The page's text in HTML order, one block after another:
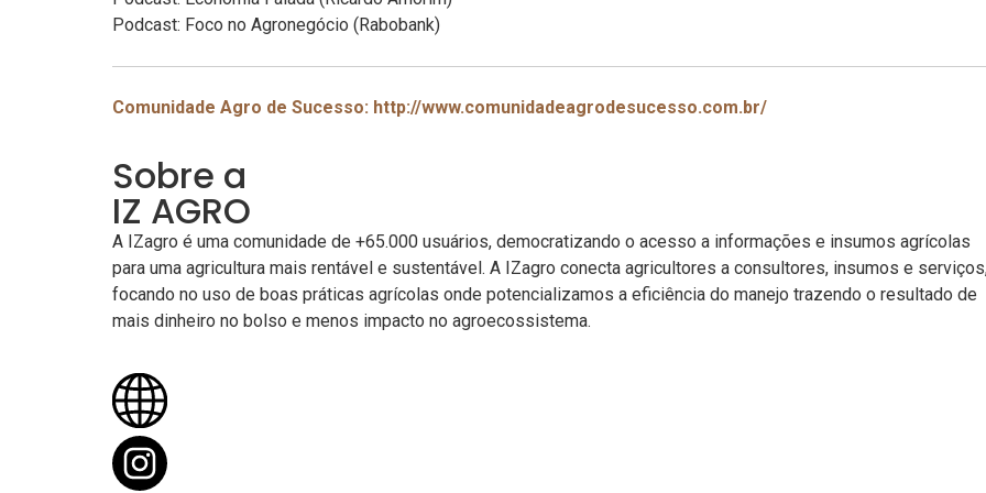
Podcast: Foco no Agronegócio (Rabobank)
Comunidade Agro de Sucesso: http://www.comunidadeagrodesucesso.com.br/
Sobre a
IZ AGRO
A IZagro é uma comunidade de +65.000 usuários, democratizando o acesso a informações e insumos agrícolas
para uma agricultura mais rentável e sustentável. A IZagro conecta agricultores a consultores, insumos e
focando no uso de boas práticas agrícolas onde potencializamos a eficiência do manejo trazendo o resultado de
mais dinheiro no bolso e menos impacto no agroecossistema.